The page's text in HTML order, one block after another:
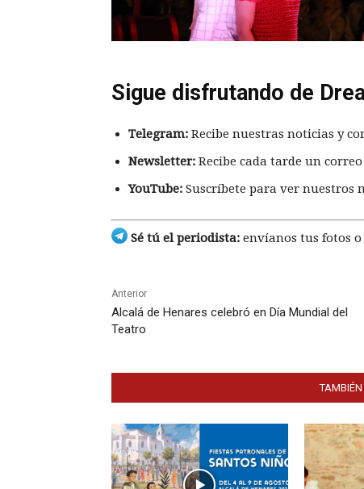
Sigue disfrutando de
Telegram: Recibe nuestras noticias y
Newsletter: Recibe cada tarde un
YouTube: Suscríbete para ver nuestros
Sé tú el periodista: envíanos tus fotos
Anterior
Alcalá de Henares celebró en Día Mundial del
Teatro
TAMBIÉN